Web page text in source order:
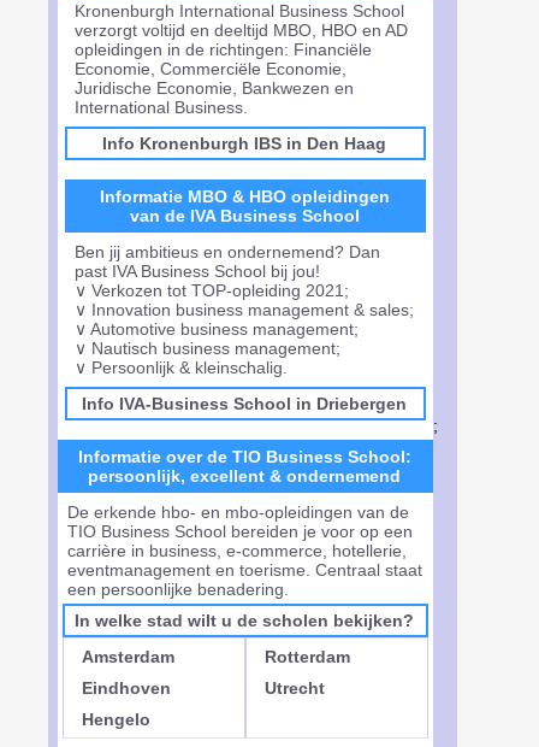
Kronenburgh International Business School
verzorgt voltijd en deeltijd MBO, HBO en AD
opleidingen in de richtingen: Financiële
Economie, Commerciële Economie,
Juridische Economie, Bankwezen en
International Business.
Info Kronenburgh IBS in Den Haag
Informatie MBO & HBO opleidingen
van de IVA Business School
Ben jij ambitieus en ondernemend? Dan
past IVA Business School bij jou!
∨ Verkozen tot TOP-opleiding 2021;
∨ Innovation business management & sales;
∨ Automotive business management;
∨ Nautisch business management;
∨ Persoonlijk & kleinschalig.
Info IVA-Business School in Driebergen
Informatie over de TIO Business School:
persoonlijk, excellent & ondernemend
De erkende hbo- en mbo-opleidingen van de
TIO Business School bereiden je voor op een
carrière in business, e-commerce, hotellerie,
eventmanagement en toerisme. Centraal staat
een persoonlijke benadering.
In welke stad wilt u de scholen bekijken?
Amsterdam
Eindhoven
Hengelo
Rotterdam
Utrecht
;